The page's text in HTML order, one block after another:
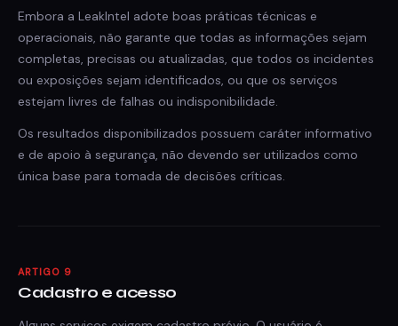
Embora a LeakIntel adote boas práticas técnicas e
operacionais, não garante que todas as informações sejam
completas, precisas ou atualizadas, que todos os incidentes
ou exposições sejam identificados, ou que os serviços
estejam livres de falhas ou indisponibilidade.
Os resultados disponibilizados possuem caráter informativo
e de apoio à segurança, não devendo ser utilizados como
única base para tomada de decisões críticas.
ARTIGO 9
Cadastro e acesso